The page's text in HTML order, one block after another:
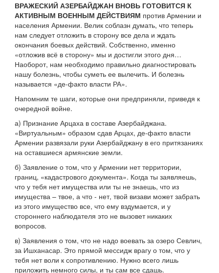
ВРАЖЕСКИЙ АЗЕРБАЙДЖАН ВНОВЬ ГОТОВИТСЯ К
АКТИВНЫМ ВОЕННЫМ ДЕЙСТВИЯМ против Армении и
населения Армении. Велик соблазн думать, что теперь
нам следует отложить в сторону все дела и ждать
окончания боевых действий. Собственно, именно
«отложив всё в сторону» мы и достигли этого дня…
Наоборот, нам необходимо правильно диагностировать
нашу болезнь, чтобы суметь ее вылечить. И болезнь
называется «де-факто власти РА».
Напомним те шаги, которые они предприняли, приведя к
очередной войне.
а) Признание Арцаха в составе Азербайджана.
«Виртуальным» образом сдав Арцах, де-факто власти
Армении развязали руки Азербайджану в его притязаниях
на оставшиеся армянские земли.
б) Заявление о том, что у Армении нет территории,
границ, «кадастрового документа». Когда ты заявляешь,
что у тебя нет имущества или ты не знаешь, что из
имущества – твое, а что - нет, твой визави может забрать
из этого имущество все, что ему вздумается, и у
стороннего наблюдателя это не вызовет никаких
вопросов.
в) Заявления о том, что не надо воевать за озеро Севлич,
за Ишханасар. Это прямой мессидж врагу о том, что у
тебя нет воли к сопротивлению. Нужно всего лишь
приложить немного силы, и ты сам все сдашь.